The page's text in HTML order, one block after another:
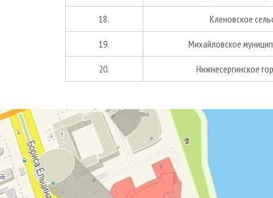
18. Кленовское
19. Михайловское
20. Нижнесергинское